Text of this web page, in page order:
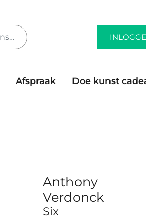
Afspraak
Doe kunst
Anthony
Verdonck
Six